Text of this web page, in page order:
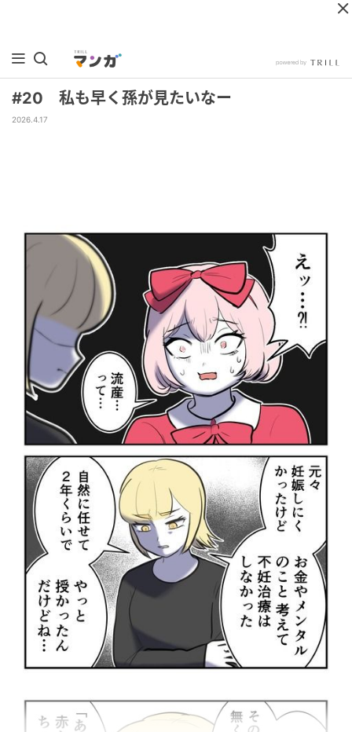
#20 私も早く孫が見たいなー
2026.4.17